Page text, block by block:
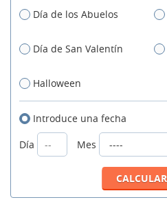
Día de los Abuelos
Día de San Valentín
Halloween
Introduce una fecha
Día
Mes